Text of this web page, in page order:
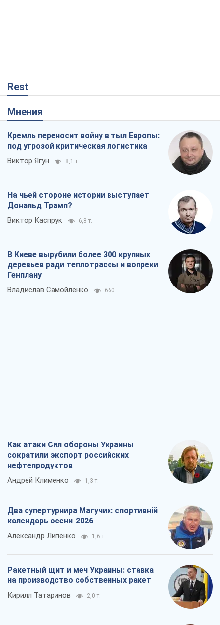
Rest
Мнения
Кремль переносит войну в тыл Европы:
под угрозой критическая логистика
Виктор Ягун 8,1 т.
На чьей стороне истории выступает
Дональд Трамп?
Виктор Каспрук 6,8 т.
В Киеве вырубили более 300 крупных
деревьев ради теплотрассы и вопреки
Генплану
Владислав Самойленко 660
Как атаки Сил обороны Украины
сократили экспорт российских
нефтепродуктов
Андрей Клименко 1,3 т.
Два супертурнира Магучих: спортивній
календарь осени-2026
Александр Липенко 1,6 т.
Ракетный щит и меч Украины: ставка
на производство собственных ракет
Кирилл Татаринов 2,0 т.